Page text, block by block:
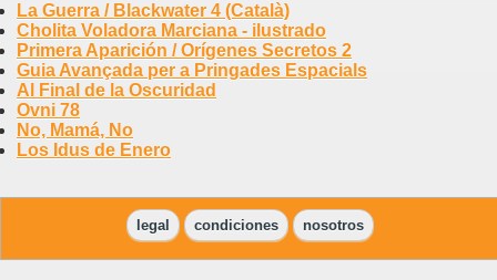
La Guerra / Blackwater 4 (Català)
Cholita Voladora Marciana - ilustrado
Primera Aparición / Orígenes Secretos 2
Guia Avançada per a Pringades Espacials
Al Final de la Oscuridad
Ovni 78
No, Mamá, No
Los Idus de Enero
legal condiciones nosotros